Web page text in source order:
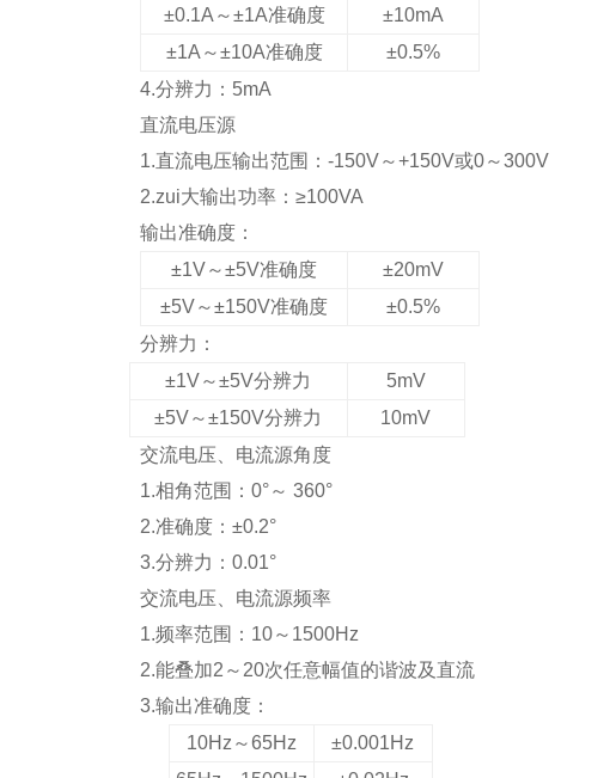
±0.1A～±1A准确度
±10mA
±1A～±10A准确度
±0.5%
4.分辨力：5mA
直流电压源
1.直流电压输出范围：-150V～+150V或0～300V
2.zui大输出功率：≥100VA
输出准确度：
±1V～±5V准确度
±20mV
±5V～±150V准确度
±0.5%
分辨力：
±1V～±5V分辨力
5mV
±5V～±150V分辨力
10mV
交流电压、电流源角度
1.相角范围：0°～ 360°
2.准确度：±0.2°
3.分辨力：0.01°
交流电压、电流源频率
1.频率范围：10～1500Hz
2.能叠加2～20次任意幅值的谐波及直流
3.输出准确度：
10Hz～65Hz
±0.001Hz